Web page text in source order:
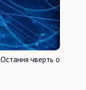
чверть о